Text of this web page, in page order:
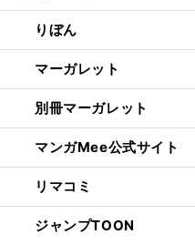
りぼん
マーガレット
別冊マーガレット
マンガMee公式サイト
リマコミ
ジャンプTOON